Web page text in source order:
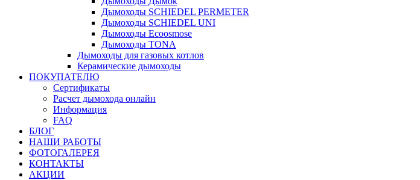
Дымоходы SCHIEDEL PERMETER
Дымоходы SCHIEDEL UNI
Дымоходы Ecoosmose
Дымоходы TONA
Дымоходы для газовых котлов
Керамические дымоходы
ПОКУПАТЕЛЮ
Сертификаты
Расчет дымохода онлайн
Информация
FAQ
БЛОГ
НАШИ РАБОТЫ
ФОТОГАЛЕРЕЯ
КОНТАКТЫ
АКЦИИ